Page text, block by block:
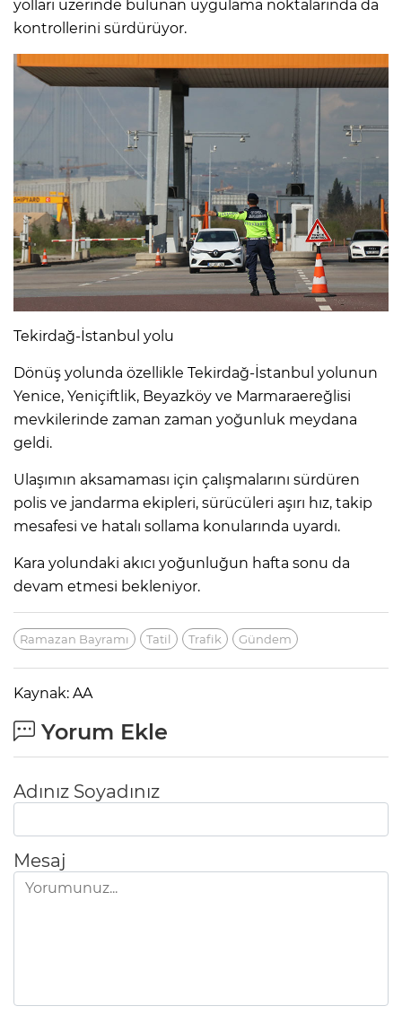
yolları üzerinde bulunan uygulama noktalarında da
kontrollerini sürdürüyor.
Tekirdağ-İstanbul yolu
Dönüş yolunda özellikle Tekirdağ-İstanbul yolunun
Yenice, Yeniçiftlik, Beyazköy ve Marmaraereğlisi
mevkilerinde zaman zaman yoğunluk meydana
geldi.
Ulaşımın aksamaması için çalışmalarını sürdüren
polis ve jandarma ekipleri, sürücüleri aşırı hız, takip
mesafesi ve hatalı sollama konularında uyardı.
Kara yolundaki akıcı yoğunluğun hafta sonu da
devam etmesi bekleniyor.
Ramazan Bayramı Tatil Trafik Gündem
Kaynak: AA
Yorum Ekle
Adınız Soyadınız
Mesaj